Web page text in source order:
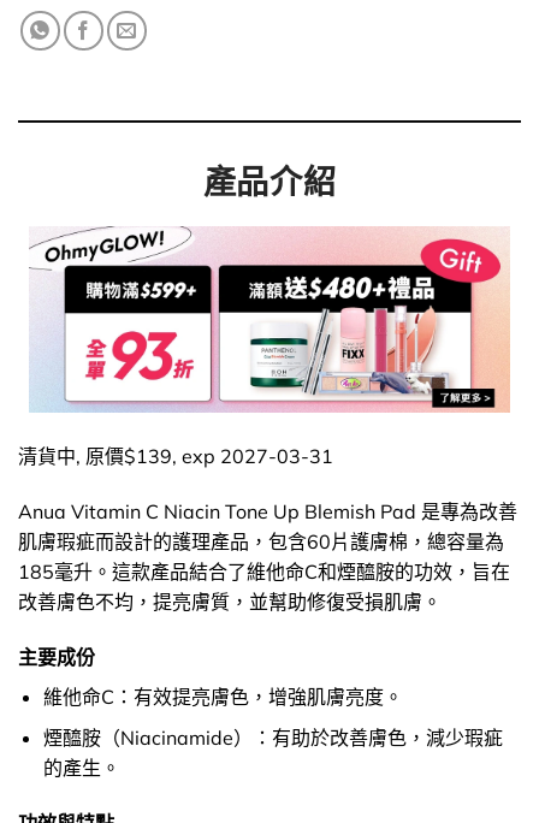
產品介紹
清貨中, 原價$139, exp 2027-03-31
Anua Vitamin C Niacin Tone Up Blemish Pad 是專為改善
肌膚瑕疵而設計的護理產品，包含60片護膚棉，總容量為
185毫升。這款產品結合了維他命C和煙醯胺的功效，旨在
改善膚色不均，提亮膚質，並幫助修復受損肌膚。
主要成份
維他命C：有效提亮膚色，增強肌膚亮度。
煙醯胺（Niacinamide）：有助於改善膚色，減少瑕疵
的產生。